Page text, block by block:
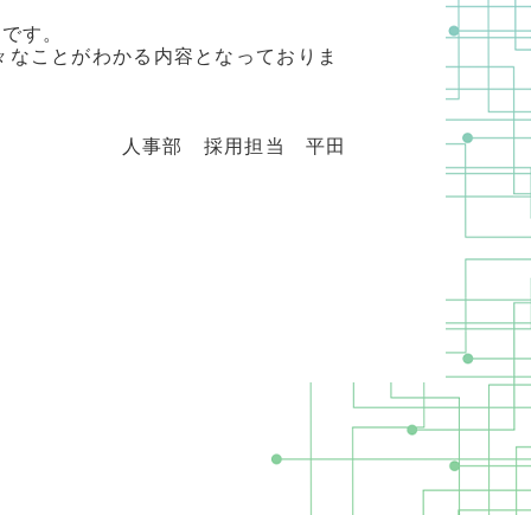
す。
ことがわかる内容となっておりま
人事部 採用担当 平田